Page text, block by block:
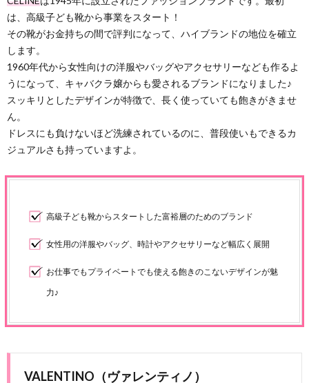
は、高級子ども靴から事業をスタート！
その靴がお金持ちの間で評判になって、ハイブランドの地位を確立
します。
1960年代から女性向けの洋服やバッグやアクセサリーなども作るよ
うになって、キャバクラ嬢からも愛されるブランドになりました♪
スッキリとしたデザインが特徴で、長く使っていても飽きがきませ
ん。
ドレスにも負けないほど洗練されているのに、普段使いもできるカ
ジュアルさも持っていますよ。
高級子ども靴からスタートした富裕層のためのブランド
女性用の洋服やバッグ、時計やアクセサリーなど幅広く展開
お仕事でもプライベートでも使える飽きのこないデザインが魅
力♪
VALENTINO（ヴァレンティノ）